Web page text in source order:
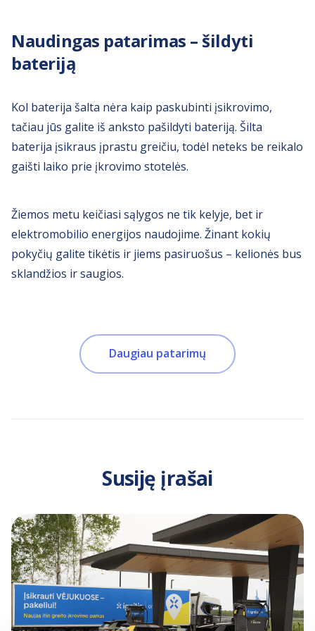
Naudingas patarimas – šildyti
bateriją
Kol baterija šalta nėra kaip paskubinti įsikrovimo,
tačiau jūs galite iš anksto pašildyti bateriją. Šilta
baterija įsikraus įprastu greičiu, todėl neteks be reikalo
gaišti laiko prie įkrovimo stotelės.
Žiemos metu keičiasi sąlygos ne tik kelyje, bet ir
elektromobilio energijos naudojime. Žinant kokių
pokyčių galite tikėtis ir jiems pasiruošus – kelionės bus
sklandžios ir saugios.
Daugiau patarimų
Susiję įrašai